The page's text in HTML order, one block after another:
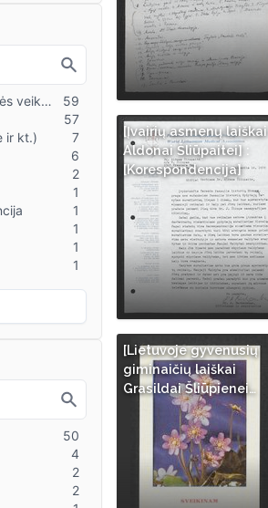
[Įvairių asmenų laiškai
Aldonai Šliūpaitei] :
[Korespondencija]
[Lietuvoje gyvenusių
giminaičių laiškai
Grasildai Šliūpienei…